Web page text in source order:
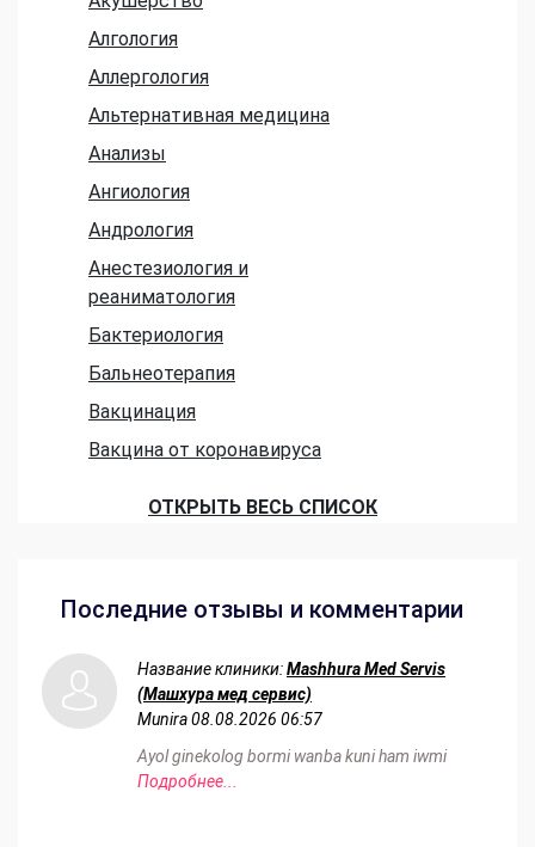
Алгология
Аллергология
Альтернативная медицина
Анализы
Ангиология
Андрология
Анестезиология и
реаниматология
Бактериология
Бальнеотерапия
Вакцинация
Вакцина от коронавируса
ОТКРЫТЬ ВЕСЬ СПИСОК
Последние отзывы и комментарии
Название клиники:Mashhura Med Servis
(Машхура мед сервис)
Munira08.08.2026 06:57
Ayol ginekolog bormi wanba kuni ham iwmi
Подробнее...